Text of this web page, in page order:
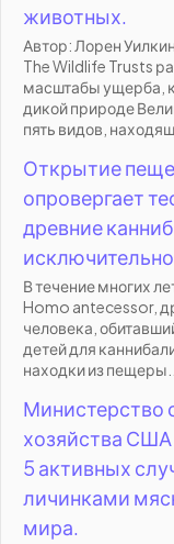
животных.
Автор: Лорен
The Wildlife Trusts
масштабы ущерба,
дикой природе
пять видов,
Открытие
опровергает
древние
исключительно
В течение многих
Homo antecessor,
человека,
детей для
находки из пещеры...
Министерство
хозяйства США
5 активных
личинками
мира.